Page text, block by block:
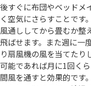
後すぐに布団やベッドメ
く空気にさらすことです
風通ししてから畳むか整
飛ばせます。また週に一
り扇風機の風を当てたり
可能であれば月に1回く
間風を通すと効果的です